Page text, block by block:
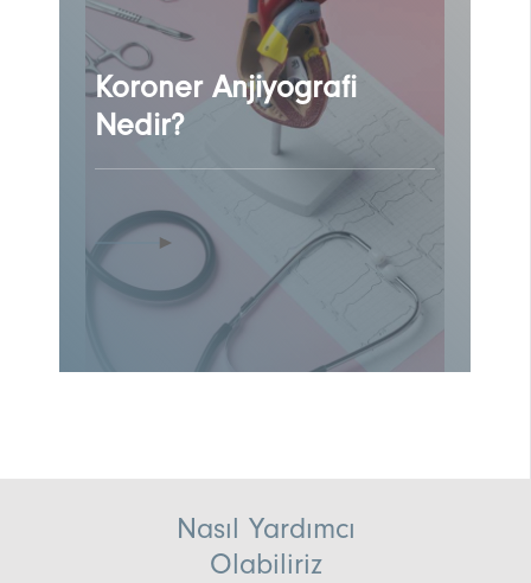
Koroner Anjiyografi
Nedir?
Nasıl Yardımcı
Olabiliriz